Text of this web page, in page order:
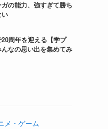
ガの能力、強すぎて勝ち
い
周年を迎える【学プ
んなの思い出を集めてみ
メ・ゲーム